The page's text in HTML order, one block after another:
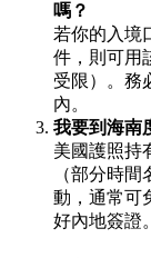
嗎？
若你的入境
件，則可用
受限）。務
內。
我要到海南
美國護照持
（部分時
動，通常可
好內地簽證。